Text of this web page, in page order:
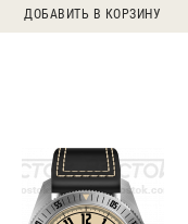
ДОБАВИТЬ В КОРЗИНУ